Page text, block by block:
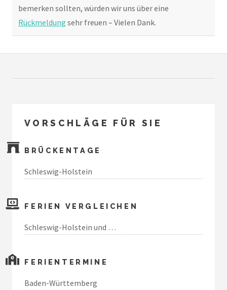
bemerken sollten, würden wir uns über eine
Rückmeldung sehr freuen – Vielen Dank.
VORSCHLÄGE FÜR SIE
BRÜCKENTAGE
Schleswig-Holstein
FERIEN VERGLEICHEN
Schleswig-Holstein und …
FERIENTERMINE
Baden-Württemberg